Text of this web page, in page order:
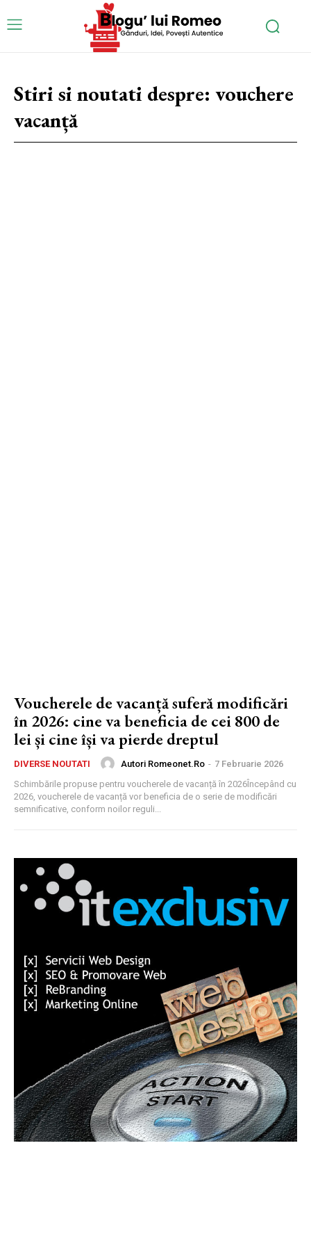
Stiri si noutati despre: vouchere
vacanță
Voucherele de vacanță suferă modificări
în 2026: cine va beneficia de cei 800 de
lei și cine își va pierde dreptul
DIVERSE NOUTATI Autori Romeonet.ro - 7 Februarie 2026
Schimbările propuse pentru voucherele de vacanță în 2026Începând cu
2026, voucherele de vacanță vor beneficia de o serie de modificări
semnificative, conform noilor reguli...